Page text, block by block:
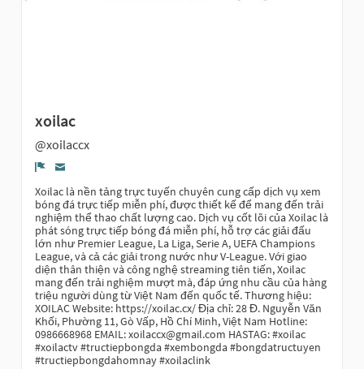
xoilac
@xoilaccx
Denúncia
Xoilac là nền tảng trực tuyến chuyên cung cấp dịch vụ xem
bóng đá trực tiếp miễn phí, được thiết kế để mang đến trải
nghiệm thể thao chất lượng cao. Dịch vụ cốt lõi của Xoilac là
phát sóng trực tiếp bóng đá miễn phí, hỗ trợ các giải đấu
lớn như Premier League, La Liga, Serie A, UEFA Champions
League, và cả các giải trong nước như V-League. Với giao
diện thân thiện và công nghệ streaming tiên tiến, Xoilac
mang đến trải nghiệm mượt mà, đáp ứng nhu cầu của hàng
triệu người dùng từ Việt Nam đến quốc tế. Thương hiệu:
XOILAC Website: https://xoilac.cx/ Địa chỉ: 28 Đ. Nguyễn Văn
Khối, Phường 11, Gò Vấp, Hồ Chí Minh, Việt Nam Hotline:
0986668968 EMAIL:xoilaccx@gmail.com HASTAG: #xoilac
#xoilactv #tructiepbongda #xembongda #bongdatructuyen
#tructiepbongdahomnay #xoilaclink